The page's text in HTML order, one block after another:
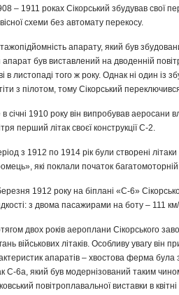
– 1911 роках Сікорський збудував свої
схеми без автомату перекосу.
апарату, який був
апарат був виставлений на дводенній
в листопаді того ж року. Однак ні один із
з пілотом, тому Сікорський
січні 1910 року він випробував аеросани
перший літак своєї конструкції С-2.
з 1912 по 1914 рік були створені
які поклали початок багатомоторній
1912 року на біплані «С-6»
з двома пасажирами на боту – 111
двох років аероплани Сікорського
військових літаків. Особливу увагу
апаратів – хвостова ферма
С-6а, який був модернізований таким
повітроплавальної виставки в